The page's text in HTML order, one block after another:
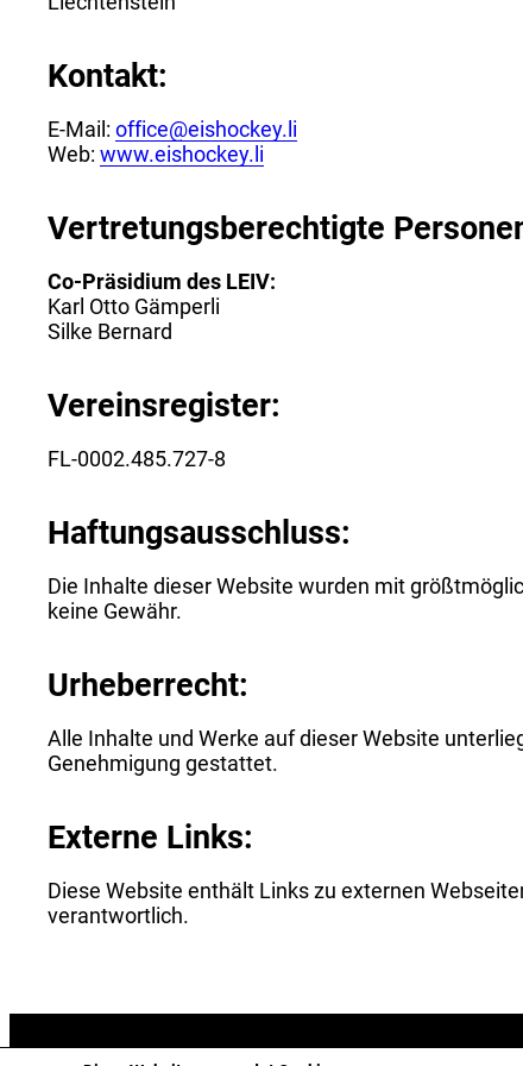
Kontakt:
E-Mail: office@eishockey.li
Web: www.eishockey.li
Vertretungsberechtigte
Co-Präsidium des LEIV:
Karl Otto Gämperli
Silke Bernard
Vereinsregister:
FL-0002.485.727-8
Haftungsausschluss:
Die Inhalte dieser Website wurden mit
keine Gewähr.
Urheberrecht:
Alle Inhalte und Werke auf dieser Website
Genehmigung gestattet.
Externe Links:
Diese Website enthält Links zu externen
verantwortlich.